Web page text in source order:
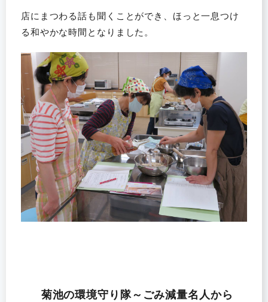
店にまつわる話も聞くことができ、ほっと一息つけ
る和やかな時間となりました。
菊池の環境守り隊～ごみ減量名人から